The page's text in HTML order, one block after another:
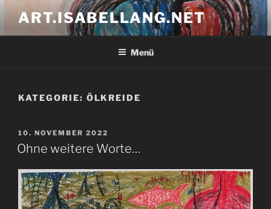
Zum
Inhalt
springen
ART.ISABELLANG.NET
Menü
KATEGORIE: ÖLKREIDE
VERÖFFENTLICHT
AM
10. NOVEMBER 2022
Ohne weitere Worte…